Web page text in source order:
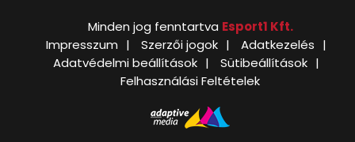
Minden jog fenntartva Esport1 Kft.
Impresszum
Szerzői jogok
Adatkezelés
Adatvédelmi beállítások
Sütibeállítások
Felhasználási Feltételek